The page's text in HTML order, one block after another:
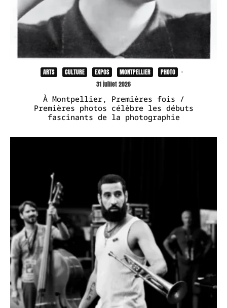
ARTS CULTURE EXPOS MONTPELLIER PHOTO
·
31 juillet 2026
À Montpellier, Premières fois /
Premières photos célèbre les débuts
fascinants de la photographie